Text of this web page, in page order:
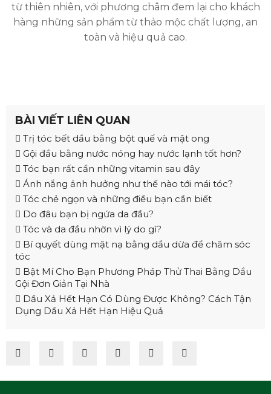
từ thiên nhiên, với phương châm đem lại cho khách
hàng những sản phẩm từ thảo mộc chất lượng, an
toàn và hiệu quả cao.
BÀI VIẾT LIÊN QUAN
Trị tóc bết dầu bằng bột quế và mật ong
Gội đầu bằng nước nóng hay nước lạnh tốt hơn?
Tóc bạn rất cần những vitamin sau đây
Ánh nắng ảnh hưởng như thế nào tới mái tóc?
Tóc chẻ ngọn và những điều bạn cần biết
Do đâu bạn bị ngứa da đầu?
Tóc và da đầu nhờn vì lý do gì?
Bí quyết dùng mặt nạ bằng dầu dừa để chăm sóc
tóc
Bật Mí Cho Bạn Phương Pháp Thử Thai Bằng Dầu
Gội Đơn Giản Tại Nhà
Dầu Xả Hết Hạn Có Dùng Được Không? Cách Tận
Dụng Dầu Xả Hết Hạn Hiệu Quả